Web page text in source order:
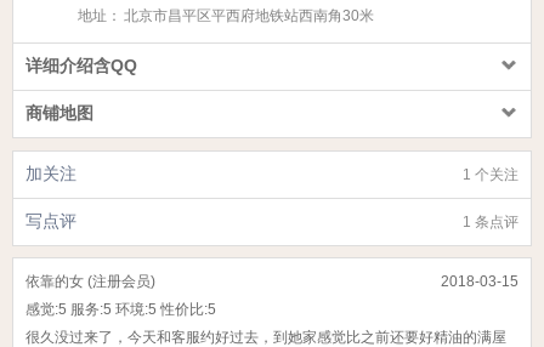
地址： 北京市昌平区平西府地铁站西南角30米
详细介绍含QQ
商铺地图
1 个关注
加关注
1 条点评
写点评
2018-03-15
依靠的女 (注册会员)
感觉:5 服务:5 环境:5 性价比:5
很久没过来了，今天和客服约好过去，到她家感觉比之前还要好精油的满屋